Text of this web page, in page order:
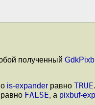
полученный
is-expander равно TRUE
FALSE, а pixbuf-